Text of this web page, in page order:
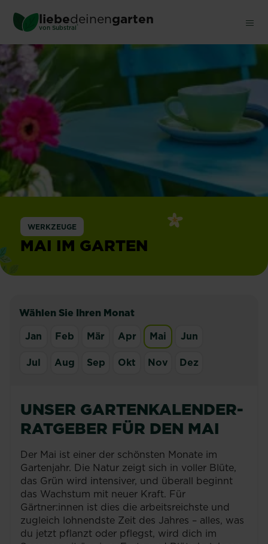
main
content
liebedeinengarten
von Substral ®
WERKZEUGE
MAI IM GARTEN
Wählen Sie Ihren Monat
Jan
Feb Mär Apr Mai
Jun
Jul
Aug Sep Okt Nov Dez
UNSER GARTENKALENDER-
RATGEBER FÜR DEN MAI
Der Mai ist einer der schönsten Monate im
Gartenjahr. Die Natur zeigt sich in voller Blüte,
das Grün wird intensiver, und überall beginnt
das Wachstum mit neuer Kraft. Für
Gärtner:innen ist dies die arbeitsreichste und
zugleich lohnendste Zeit des Jahres – alles, was
du jetzt pflanzt oder pflegst, wird dich im